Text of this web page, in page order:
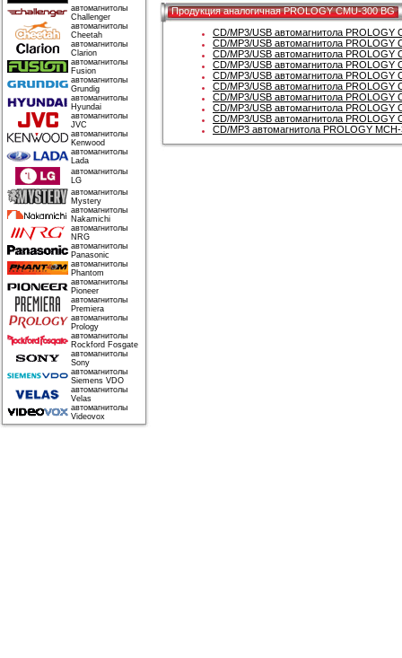
автомагнитолы
Challenger
автомагнитолы
Cheetah
автомагнитолы
Clarion
автомагнитолы
Fusion
автомагнитолы
Grundig
автомагнитолы
Hyundai
автомагнитолы
JVC
автомагнитолы
Kenwood
автомагнитолы
Lada
автомагнитолы
LG
автомагнитолы
Mystery
автомагнитолы
Nakamichi
автомагнитолы
NRG
автомагнитолы
Panasonic
автомагнитолы
Phantom
автомагнитолы
Pioneer
автомагнитолы
Premiera
автомагнитолы
Prology
автомагнитолы
Rockford Fosgate
автомагнитолы
Sony
автомагнитолы
Siemens VDO
автомагнитолы
Velas
автомагнитолы
Videovox
Продукция аналогичная PROLOGY CMU-300 BG
CD/MP3/USB автомагнитола PROLOGY
CD/MP3/USB автомагнитола PROLOGY
CD/MP3/USB автомагнитола PROLOGY
CD/MP3/USB автомагнитола PROLOGY
CD/MP3/USB автомагнитола PROLOGY
CD/MP3/USB автомагнитола PROLOGY
CD/MP3/USB автомагнитола PROLOGY
CD/MP3/USB автомагнитола PROLOGY
CD/MP3/USB автомагнитола PROLOGY
CD/MP3 автомагнитола PROLOGY